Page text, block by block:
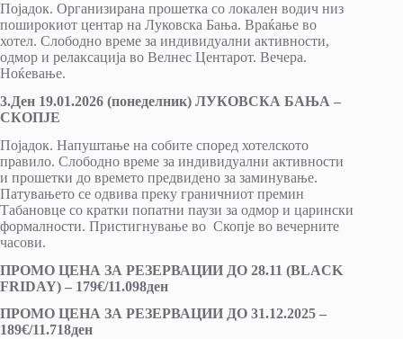
Појадок. Организирана прошетка со локален водич низ
поширокиот центар на Луковска Бања. Враќање во
хотел. Слободно време за индивидуални активности,
одмор и релаксација во Велнес Центарот. Вечера.
Ноќевање.
3.Ден 19.01.2026 (понеделник) ЛУКОВСКА БАЊА –
СКОПЈЕ
Појадок. Напуштање на собите според хотелското
правило. Слободно време за индивидуални активности
и прошетки до времето предвидено за заминување.
Патувањето се одвива преку граничниот премин
Табановце со кратки попатни паузи за одмор и царински
формалности. Пристигнување во Скопје во вечерните
часови.
ПРОМО ЦЕНА ЗА РЕЗЕРВАЦИИ ДО 28.11 (BLACK
FRIDAY) – 179€/11.098ден
ПРОМО ЦЕНА ЗА РЕЗЕРВАЦИИ ДО 31.12.2025 –
189€/11.718ден